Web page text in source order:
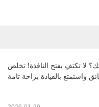
لا تكتفِ بفتح النافذة! تخلص